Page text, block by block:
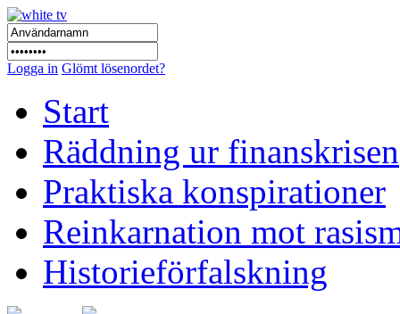
Logga in Glömt lösenordet?
Start
Räddning ur finanskrisen
Praktiska konspirationer
Reinkarnation mot
Historieförfalskning